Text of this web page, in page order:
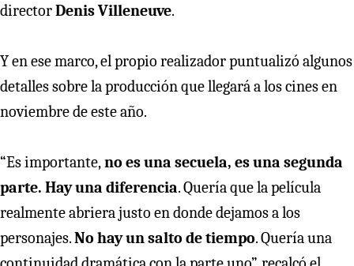
directorDenis Villeneuve.
Y en ese marco, el propio realizador puntualizó algunos
detalles sobre la producción que llegará a los cines en
noviembre de este año.
“Es importante,no es una secuela, es una segunda
parte. Hay una diferencia. Quería que la película
realmente abriera justo en donde dejamos a los
personajes.No hay un salto de tiempo. Quería una